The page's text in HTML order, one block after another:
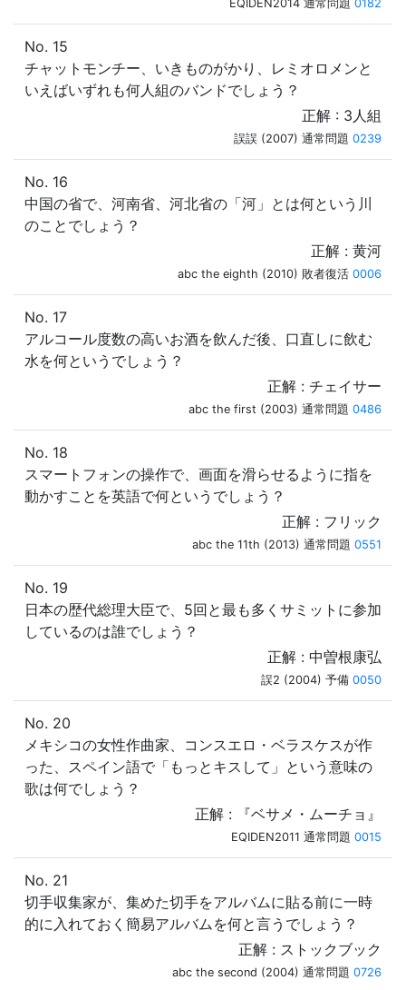
EQIDEN2014 通常問題 0182
No. 15
チャットモンチー、いきものがかり、レミオロメンと
いえばいずれも何人組のバンドでしょう？
正解 : 3人組
誤誤 (2007) 通常問題 0239
No. 16
中国の省で、河南省、河北省の「河」とは何という川
のことでしょう？
正解 : 黄河
abc the eighth (2010) 敗者復活 0006
No. 17
アルコール度数の高いお酒を飲んだ後、口直しに飲む
水を何というでしょう？
正解 : チェイサー
abc the first (2003) 通常問題 0486
No. 18
スマートフォンの操作で、画面を滑らせるように指を
動かすことを英語で何というでしょう？
正解 : フリック
abc the 11th (2013) 通常問題 0551
No. 19
日本の歴代総理大臣で、5回と最も多くサミットに参加
しているのは誰でしょう？
正解 : 中曽根康弘
誤2 (2004) 予備 0050
No. 20
メキシコの女性作曲家、コンスエロ・ベラスケスが作
った、スペイン語で「もっとキスして」という意味の
歌は何でしょう？
正解 : 『ベサメ・ムーチョ』
EQIDEN2011 通常問題 0015
No. 21
切手収集家が、集めた切手をアルバムに貼る前に一時
的に入れておく簡易アルバムを何と言うでしょう？
正解 : ストックブック
abc the second (2004) 通常問題 0726